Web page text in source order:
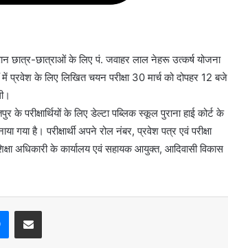
छात्र-छात्राओं के लिए पं. जवाहर लाल नेहरू उत्कर्ष योजना
प्रवेश के लिए लिखित चयन परीक्षा 30 मार्च को दोपहर 12 बजे
परीक्षार्थियों के लिए डेल्टा पब्लिक स्कूल पुराना हाई कोर्ट के
गया है। परीक्षार्थी अपने रोल नंबर, प्रवेश पत्र एवं परीक्षा
अधिकारी के कार्यालय एवं सहायक आयुक्त, आदिवासी विकास
Messenger
Share via Email